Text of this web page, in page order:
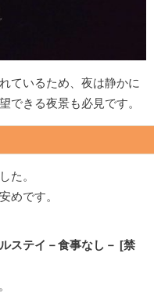
ているため、夜は静かに
できる夜景も必見です。
た。
めです。
ステイ－食事なし－ [禁